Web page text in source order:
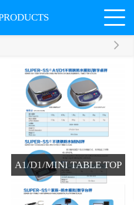
A1/D1/MINI TABLE TOP